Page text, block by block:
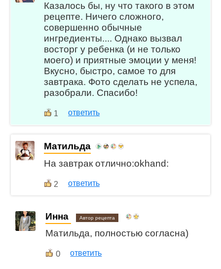
Казалось бы, ну что такого в этом
рецепте. Ничего сложного,
совершенно обычные
ингредиенты.... Однако вызвал
восторг у ребенка (и не только
моего) и приятные эмоции у меня!
Вкусно, быстро, самое то для
завтрака. Фото сделать не успела,
разобрали. Спасибо!
1 ответить
Матильда
На завтрак отлично:okhand:
2 ответить
Инна Автор рецепта
Матильда, полностью согласна)
0 ответить